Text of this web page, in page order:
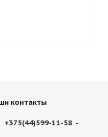
контакты
+375(44)599-11-58